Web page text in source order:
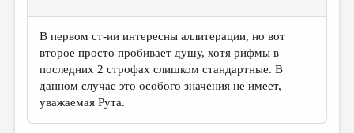
В первом ст-ии интересны аллитерации, но вот
второе просто пробивает душу, хотя рифмы в
последних 2 строфах слишком стандартные. В
данном случае это особого значения не имеет,
уважаемая Рута.